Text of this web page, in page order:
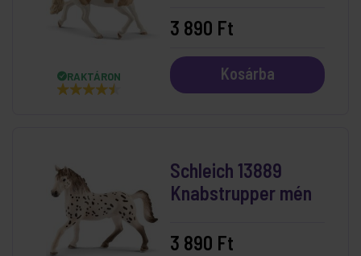
RAKTÁRON
3 890 Ft
Kosárba
Schleich 13889
Knabstrupper mén
3 890 Ft